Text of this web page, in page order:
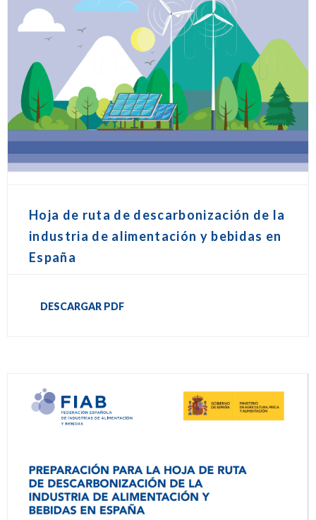
Hoja de ruta de descarbonización de la
industria de alimentación y bebidas en
España
DESCARGAR PDF